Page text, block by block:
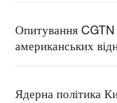
Опитування CGTN
американських
Ядерна політика